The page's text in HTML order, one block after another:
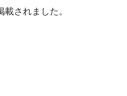
されました。